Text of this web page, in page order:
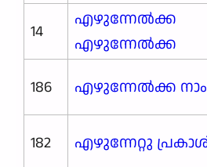
14
എഴുന്നേല്‍ക്ക
എഴുന്നേല്‍ക്ക
186
എഴുന്നേൽക്ക
182
എഴുന്നേറ്റു